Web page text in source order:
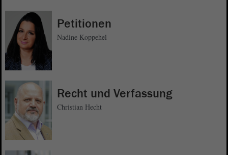
Petitionen
Nadine Koppehel
Recht und Verfassung
Christian Hecht